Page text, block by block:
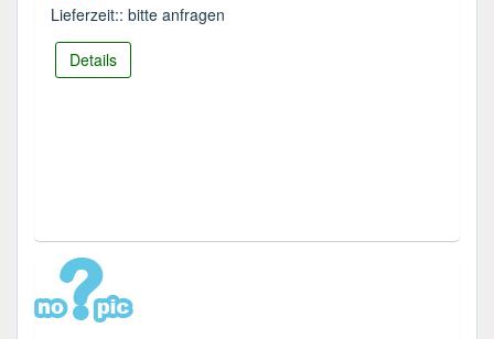
Lieferzeit:: bitte anfragen
Details